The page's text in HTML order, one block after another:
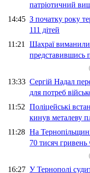
патріотичний
14:45 З початку року
111 дітей
11:21 Шахраї виманили
представившись
13:33 Сергій Надал
для потреб
11:52 Поліцейські
кинув металеву
11:28 На
70 тисяч гривень
16:27 У Тернополі